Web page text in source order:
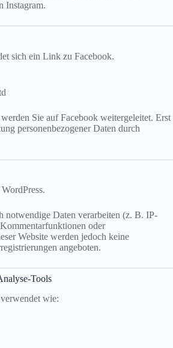
Instagram.
sich ein Link zu Facebook.
Sie auf Facebook weitergeleitet. Erst
personenbezogener Daten durch
notwendige Daten verarbeiten (z. B. IP-
oder
Website werden jedoch keine
angeboten.
Tools
wie: